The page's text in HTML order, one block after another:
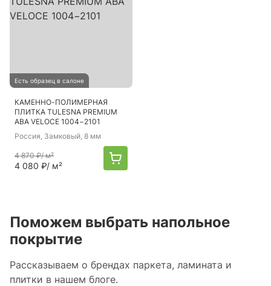
Есть образец в салоне
КАМЕННО-ПОЛИМЕРНАЯ
ПЛИТКА TULESNA PREMIUM
ABA VELOCE 1004−2101
Россия, Замковый, 8 мм
4 870 ₽/ м²
4 080 ₽/ м²
Поможем выбрать напольное
покрытие
Рассказываем о брендах паркета, ламината и
плитки в нашем блоге.